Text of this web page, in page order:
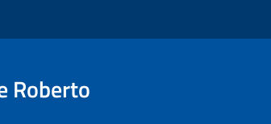
Roberto